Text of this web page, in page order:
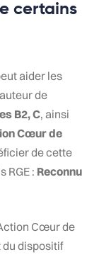
certains
aider les
de
B2, C, ainsi
Cœur de
de cette
RGE : Reconnu
Cœur de
du dispositif